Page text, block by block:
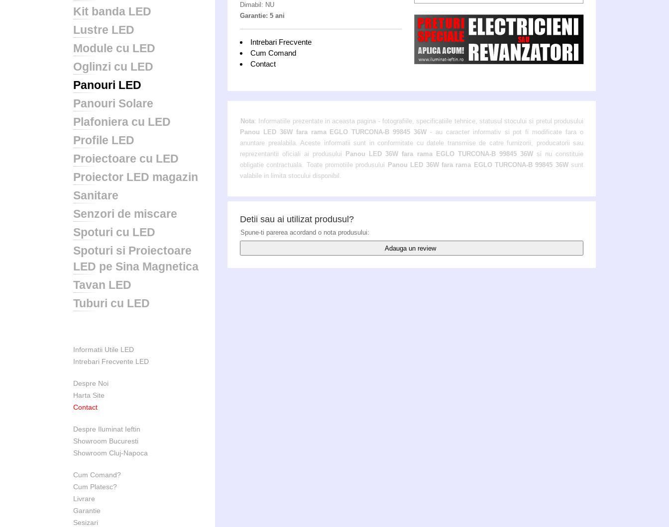
Kit banda LED
Lustre LED
Module cu LED
Oglinzi cu LED
Panouri LED
Panouri Solare
Plafoniera cu LED
Profile LED
Proiectoare cu LED
Proiector LED magazin
Sanitare
Senzori de miscare
Spoturi cu LED
Spoturi si Proiectoare
LED pe Sina Magnetica
Tavan LED
Tuburi cu LED
Informatii Utile LED
Intrebari Frecvente LED
Despre Noi
Harta Site
Contact
Despre Iluminat Ieftin
Showroom Bucuresti
Showroom Cluj-Napoca
Cum Comand?
Cum Platesc?
Livrare
Garantie
Sesizari
Dimabil: NU
Garantie: 5 ani
Intrebari Frecvente
Cum Comand
Contact
Nota: Informatiile prezentate in aceasta pagina - fotografiile, specificatiile tehnice, statusul stocului si pretul produsului
Panou LED 36W fara rama EGLO TURCONA-B 99845 36W - au caracter informativ si pot fi modificate fara o
anuntare prealabila. Aceste informatii sunt in conformitate cu datele transmise de catre furnizorii, producatorii sau
reprezentantii oficiali ai produsului
Panou LED 36W fara rama EGLO TURCONA-B 99845 36Wsi nu constituie
obligatie contractuala. Toate promotiile produsului
Panou LED 36W fara rama EGLO TURCONA-B 99845 36Wsunt
valabile in limita stocului disponibil.
Detii sau ai utilizat produsul?
Spune-ti parerea acordand o nota produsului:
Adauga un review